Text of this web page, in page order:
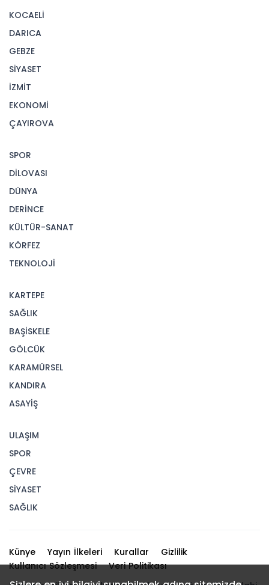
KOCAELİ
DARICA
GEBZE
SİYASET
İZMİT
EKONOMİ
ÇAYIROVA
SPOR
DİLOVASI
DÜNYA
DERİNCE
KÜLTÜR-SANAT
KÖRFEZ
TEKNOLOJİ
KARTEPE
SAĞLIK
BAŞİSKELE
GÖLCÜK
KARAMÜRSEL
KANDIRA
ASAYİŞ
ULAŞIM
SPOR
ÇEVRE
SİYASET
SAĞLIK
Künye Yayın İlkeleri Kurallar
Gizlilik
Kullanıcı Sözleşmesi
Veri Politikası